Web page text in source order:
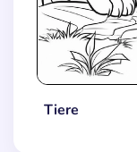
Tiere